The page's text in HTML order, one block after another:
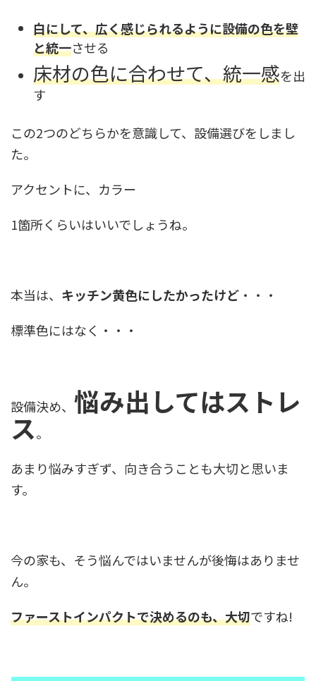
白にして、広く感じられるように設備の色を壁
と統一させる
床材の色に合わせて、統一感を出
す
この2つのどちらかを意識して、設備選びをしまし
た。
アクセントに、カラー
1箇所くらいはいいでしょうね。
本当は、 キッチン黄色にしたかったけど ・・・
標準色にはなく・・・
設備決め、 悩み出してはストレ
ス。
あまり悩みすぎず、向き合うことも大切と思いま
す。
今の家も、そう悩んではいませんが後悔はありませ
ん。
ファーストインパクトで決めるのも、大切ですね!